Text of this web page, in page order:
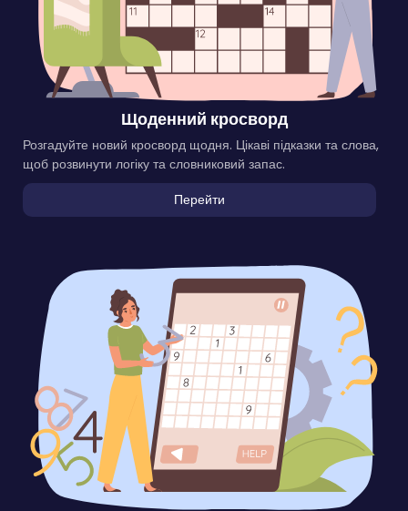
Щоденний кросворд
Розгадуйте новий кросворд щодня. Цікаві підказки та слова,
щоб розвинути логіку та словниковий запас.
Перейти